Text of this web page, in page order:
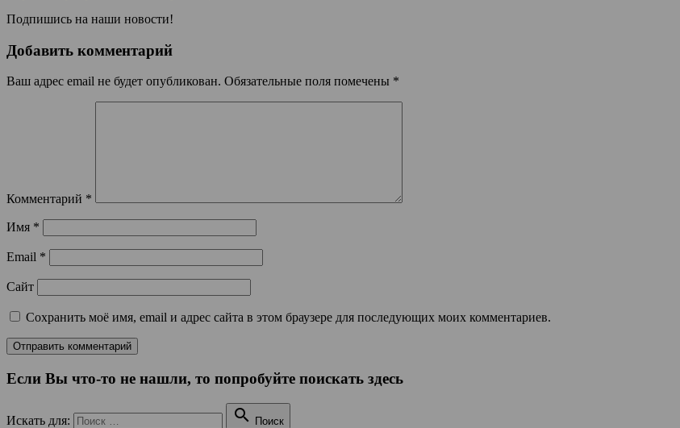
Подпишись на наши новости!
Добавить комментарий
Ваш адрес email не будет опубликован. Обязательные поля помечены *
Комментарий *
Имя *
Email *
Сайт
Сохранить моё имя, email и адрес сайта в этом браузере для последующих моих комментариев.
Если Вы что-то не нашли, то попробуйте поискать здесь
Искать для:  Поиск